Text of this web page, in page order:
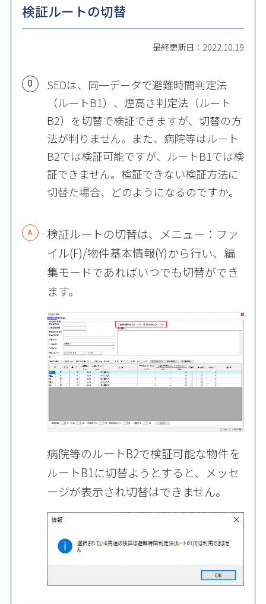
検証ルートの切替
最終更新日：2022.10.19
SEDは、同一データで避難時間判定法
（ルートB1）、煙高さ判定法（ルート
B2）を切替で検証できますが、切替の方
法が判りません。また、病院等はルート
B2では検証可能ですが、ルートB1では検
証できません。検証できない検証方法に
切替た場合、どのようになるのですか。
検証ルートの切替は、メニュー：ファ
イル(F)/物件基本情報(Y)から行い、編
集モードであればいつでも切替ができ
ます。
病院等のルートB2で検証可能な物件を
ルートB1に切替ようとすると、メッセ
ージが表示され切替はできません。